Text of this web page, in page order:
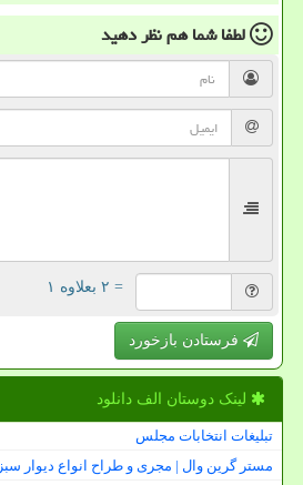
لطفا شما همنظر دهید
= ۲ بعلاوه ۱
فرستادن بازخورد
لینک دوستان الف دانلود
تبلیغات انتخابات مجلس
مستر گرین وال | مجری و طراح انواع دیوار سبز